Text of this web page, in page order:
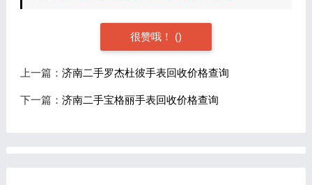
很赞哦！ ()
上一篇： 济南二手罗杰杜彼手表回收价格查询
下一篇： 济南二手宝格丽手表回收价格查询